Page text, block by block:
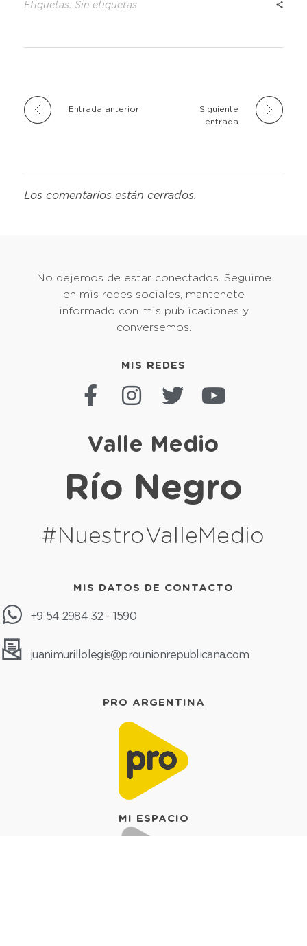
Etiquetas: Sin etiquetas
Entrada anterior
Siguiente
entrada
Los comentarios están cerrados.
No dejemos de estar conectados. Seguime
en mis redes sociales, mantenete
informado con mis publicaciones y
conversemos.
MIS REDES
Valle Medio
Río Negro
#NuestroValleMedio
MIS DATOS DE CONTACTO
+9 54 2984 32 - 1590
juanimurillolegis@prounionrepublicana.com
PRO ARGENTINA
MI ESPACIO